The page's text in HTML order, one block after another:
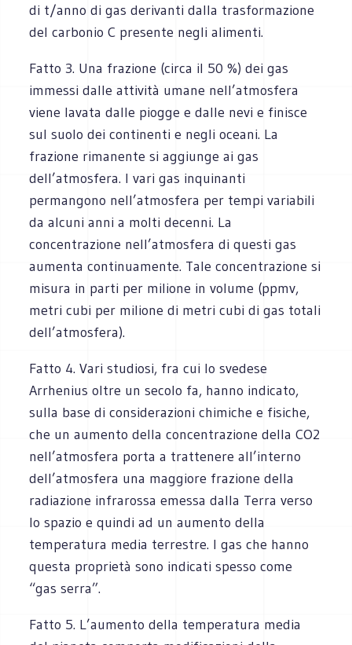
di t/anno di gas derivanti dalla trasformazione
del carbonio C presente negli alimenti.
Fatto 3. Una frazione (circa il 50 %) dei gas
immessi dalle attività umane nell’atmosfera
viene lavata dalle piogge e dalle nevi e finisce
sul suolo dei continenti e negli oceani. La
frazione rimanente si aggiunge ai gas
dell’atmosfera. I vari gas inquinanti
permangono nell’atmosfera per tempi variabili
da alcuni anni a molti decenni. La
concentrazione nell’atmosfera di questi gas
aumenta continuamente. Tale concentrazione si
misura in parti per milione in volume (ppmv,
metri cubi per milione di metri cubi di gas totali
dell’atmosfera).
Fatto 4. Vari studiosi, fra cui lo svedese
Arrhenius oltre un secolo fa, hanno indicato,
sulla base di considerazioni chimiche e fisiche,
che un aumento della concentrazione della CO2
nell’atmosfera porta a trattenere all’interno
dell’atmosfera una maggiore frazione della
radiazione infrarossa emessa dalla Terra verso
lo spazio e quindi ad un aumento della
temperatura media terrestre. I gas che hanno
questa proprietà sono indicati spesso come
“gas serra”.
Fatto 5. L’aumento della temperatura media